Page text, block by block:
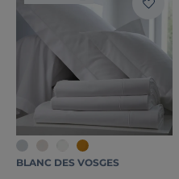
BLANC DES VOSGES
Note des clients
Stock
Certifications et labels